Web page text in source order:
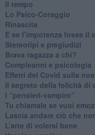
​Il tempo
​Lo Psico-Coraggio
Rinascita
​E se l’impotenza fosse il
Stereotipi e pregiudizi
​Brava ragazza a chi?
​Compleanni e psicologia
Effetti del Covid sulla
Il segreto della felicità di
​I “pensieri-vampiro”
​Tu chiamale se vuoi
​Lascia andare ciò che
L’arte di volersi bene